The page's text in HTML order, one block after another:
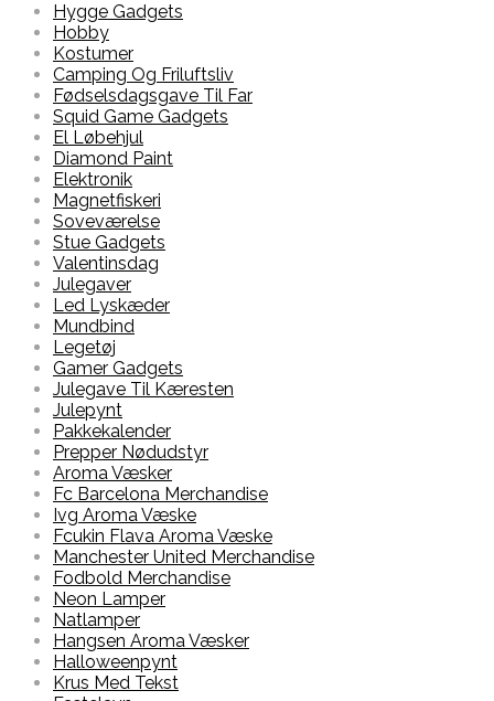
Hygge Gadgets
Hobby
Kostumer
Camping Og Friluftsliv
Fødselsdagsgave Til Far
Squid Game Gadgets
El Løbehjul
Diamond Paint
Elektronik
Magnetfiskeri
Soveværelse
Stue Gadgets
Valentinsdag
Julegaver
Led Lyskæder
Mundbind
Legetøj
Gamer Gadgets
Julegave Til Kæresten
Julepynt
Pakkekalender
Prepper Nødudstyr
Aroma Væsker
Fc Barcelona Merchandise
Ivg Aroma Væske
Fcukin Flava Aroma Væske
Manchester United Merchandise
Fodbold Merchandise
Neon Lamper
Natlamper
Hangsen Aroma Væsker
Halloweenpynt
Krus Med Tekst